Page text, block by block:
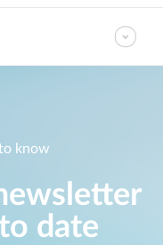
know
date